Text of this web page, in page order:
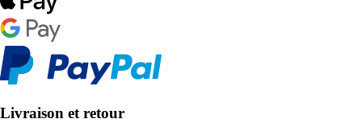
Livraison et retour